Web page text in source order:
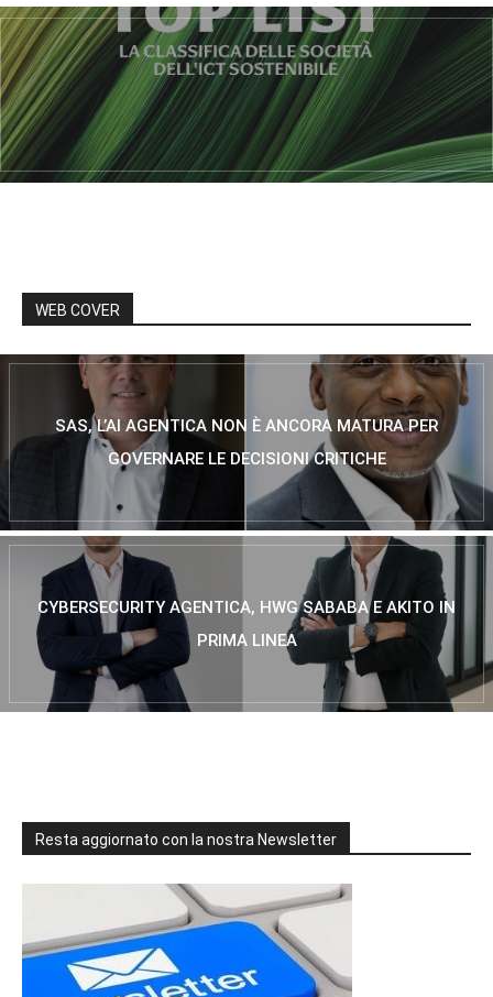
WEB COVER
SAS, L’AI AGENTICA NON È ANCORA MATURA PER
GOVERNARE LE DECISIONI CRITICHE
CYBERSECURITY AGENTICA, HWG SABABA E AKITO IN
PRIMA LINEA
Resta aggiornato con la nostra Newsletter